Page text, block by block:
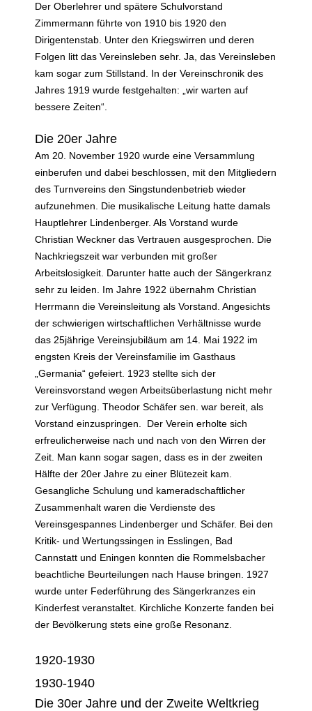
Der Oberlehrer und spätere Schulvorstand
Zimmermann führte von 1910 bis 1920 den
Dirigentenstab. Unter den Kriegswirren und deren
Folgen litt das Vereinsleben sehr. Ja, das Vereinsleben
kam sogar zum Stillstand. In der Vereinschronik des
Jahres 1919 wurde festgehalten: „wir warten auf
bessere Zeiten“.
Die 20er Jahre
Am 20. November 1920 wurde eine Versammlung
einberufen und dabei beschlossen, mit den Mitgliedern
des Turnvereins den Singstundenbetrieb wieder
aufzunehmen. Die musikalische Leitung hatte damals
Hauptlehrer Lindenberger. Als Vorstand wurde
Christian Weckner das Vertrauen ausgesprochen. Die
Nachkriegszeit war verbunden mit großer
Arbeitslosigkeit. Darunter hatte auch der Sängerkranz
sehr zu leiden. Im Jahre 1922 übernahm Christian
Herrmann die Vereinsleitung als Vorstand. Angesichts
der schwierigen wirtschaftlichen Verhältnisse wurde
das 25jährige Vereinsjubiläum am 14. Mai 1922 im
engsten Kreis der Vereinsfamilie im Gasthaus
„Germania“ gefeiert. 1923 stellte sich der
Vereinsvorstand wegen Arbeitsüberlastung nicht mehr
zur Verfügung. Theodor Schäfer sen. war bereit, als
Vorstand einzuspringen. Der Verein erholte sich
erfreulicherweise nach und nach von den Wirren der
Zeit. Man kann sogar sagen, dass es in der zweiten
Hälfte der 20er Jahre zu einer Blütezeit kam.
Gesangliche Schulung und kameradschaftlicher
Zusammenhalt waren die Verdienste des
Vereinsgespannes Lindenberger und Schäfer. Bei den
Kritik- und Wertungssingen in Esslingen, Bad
Cannstatt und Eningen konnten die Rommelsbacher
beachtliche Beurteilungen nach Hause bringen. 1927
wurde unter Federführung des Sängerkranzes ein
Kinderfest veranstaltet. Kirchliche Konzerte fanden bei
der Bevölkerung stets eine große Resonanz.
1920-1930
1930-1940
Die 30er Jahre und der Zweite Weltkrieg